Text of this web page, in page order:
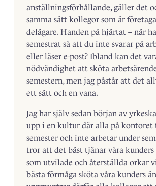
anställningsförhållande, gäller det
samma sätt kollegor som är
delägare. Handen på hjärtat – när
semestrat så att du inte svarar på
eller läser e-post? Ibland kan det
nödvändighet att sköta
semestern, men jag påstår att det
ett sätt och en vana.
Jag har själv sedan början av
upp i en kultur där alla på kontoret
semester och inte arbetar under
tror att det bäst tjänar våra kunders
som utvilade och återställda orkar
bästa förmåga sköta våra kunders